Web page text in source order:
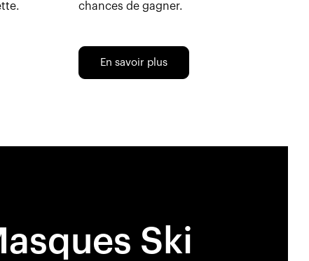
chances de gagner.
En savoir plus
Ski